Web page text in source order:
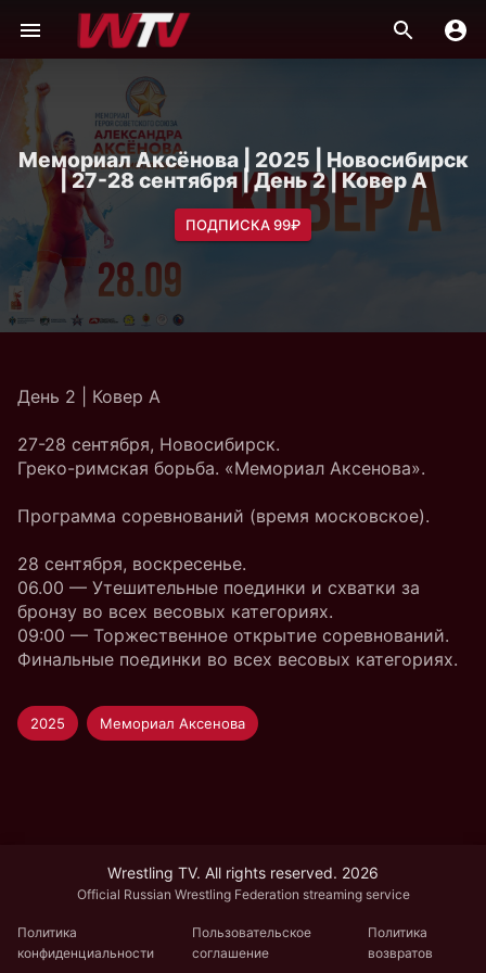
Мемориал Аксёнова | 2025 | Новосибирск
| 27-28 сентября | День 2 | Ковер A
ПОДПИСКА 99₽
День 2 | Ковер A
27-28 сентября, Новосибирск.
Греко-римская борьба. «Мемориал Аксенова».
Программа соревнований (время московское).
28 сентября, воскресенье.
06.00 — Утешительные поединки и схватки за
бронзу во всех весовых категориях.
09:00 — Торжественное открытие соревнований.
Финальные поединки во всех весовых категориях.
2025 Мемориал Аксенова
Wrestling TV. All rights reserved. 2026
Official Russian Wrestling Federation streaming service
Политика
конфиденциальности
Пользовательское
соглашение
Политика
возвратов